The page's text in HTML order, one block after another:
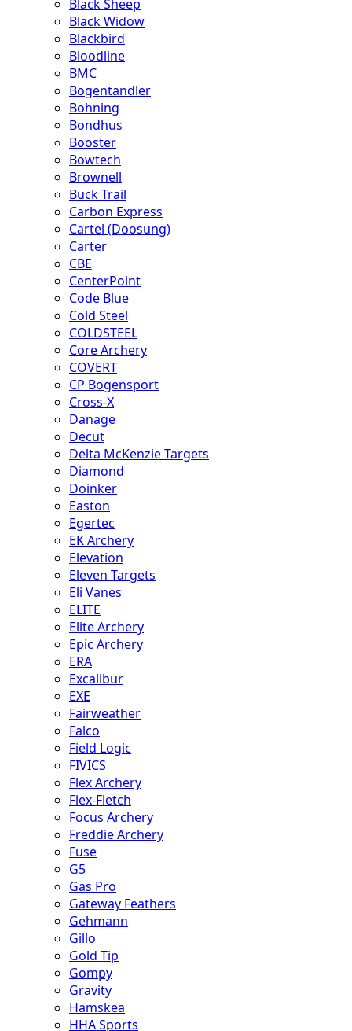
Black Sheep
Black Widow
Blackbird
Bloodline
BMC
Bogentandler
Bohning
Bondhus
Booster
Bowtech
Brownell
Buck Trail
Carbon Express
Cartel (Doosung)
Carter
CBE
CenterPoint
Code Blue
Cold Steel
COLDSTEEL
Core Archery
COVERT
CP Bogensport
Cross-X
Danage
Decut
Delta McKenzie Targets
Diamond
Doinker
Easton
Egertec
EK Archery
Elevation
Eleven Targets
Eli Vanes
ELITE
Elite Archery
Epic Archery
ERA
Excalibur
EXE
Fairweather
Falco
Field Logic
FIVICS
Flex Archery
Flex-Fletch
Focus Archery
Freddie Archery
Fuse
G5
Gas Pro
Gateway Feathers
Gehmann
Gillo
Gold Tip
Gompy
Gravity
Hamskea
HHA Sports